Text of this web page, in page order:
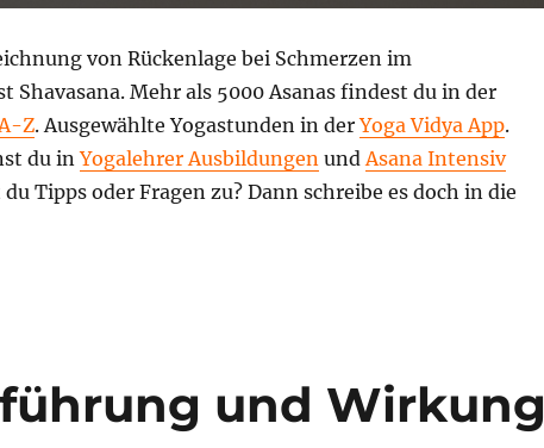
von Rückenlage bei Schmerzen im
Shavasana. Mehr als 5000 Asanas findest du in der
Z. Ausgewählte Yogastunden in derYoga Vidya App.
du inYogalehrer Ausbildungen und Asana Intensiv
du Tipps oder Fragen zu? Dann schreibe es doch in die
und Wirkung